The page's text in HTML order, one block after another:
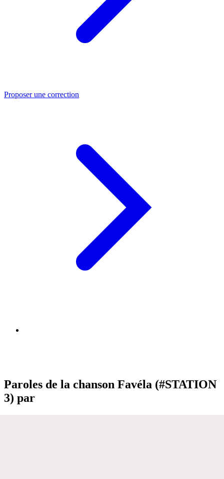
Proposer une correction
Paroles de la chanson Favéla (#STATION
3) par